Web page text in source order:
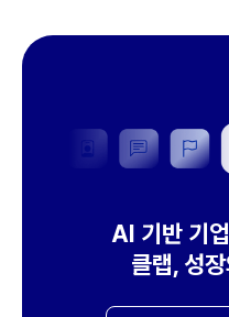
AI 기반 기
클랩, 성